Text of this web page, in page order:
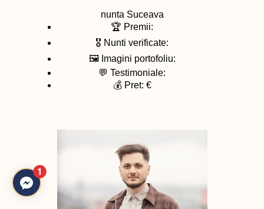
nunta Suceava
🏆 Premii:
🎖️ Nunti verificate:
🖼️ Imagini portofoliu:
💬 Testimoniale:
💰 Pret: €